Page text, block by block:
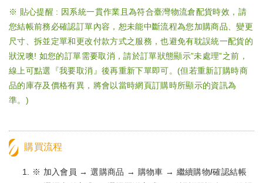
※ 貼心提醒 : 因系統一貫作業且為符合臺灣物流倉配貨時效，請
您結帳前務必確認訂單內容，恕未能中斷流程為您加購商品、變更
尺寸、拆並定單和更改付款方式之服務，也避免有耽誤統一配貨的
狀況噢! 如您的訂單需要取消，請於訂單狀態顯示”未處理”之前，
線上可點選『我要取消』後再重新下單即可。(但若重新訂購時商
品的庫存及價格有異，將會以當時網頁訂購時所顯示的資訊為
準。)
購買流程
※ 加入會員 → 選購商品 → 購物車 → 繼續購物/確認結帳